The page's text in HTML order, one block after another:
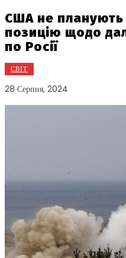
США не
позицію щодо
по Росії
СВІТ
28 Серпня, 2024